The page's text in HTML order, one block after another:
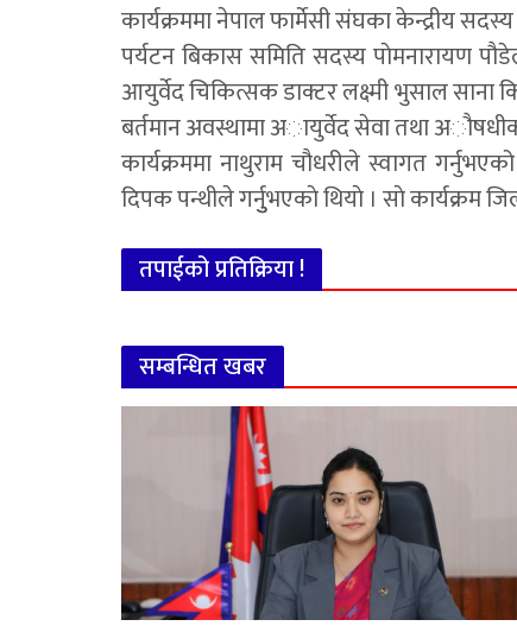
कार्यक्रममा नेपाल फार्मेसी संघका केन्द्रीय
पर्यटन बिकास समिति सदस्य पाेमनारायण
आयुर्वेद चिकित्सक डाक्टर लक्ष्मी भुसाल
बर्तमान अवस्थामा अायुर्वेद सेवा तथा
कार्यक्रममा नाथुराम चौधरीले स्वागत
दिपक पन्थीले गर्नुुभएकाे थियाे । साे कार्यक्रम
तपाईको प्रतिक्रिया !
सम्बन्धित खबर